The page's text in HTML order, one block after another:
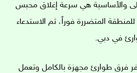
والأساسية هي سرعة إغلاق محبس
المتضررة فوراً، ثم الاستدعاء
في دبي.
فرق طوارئ مجهزة بالكامل وتعمل